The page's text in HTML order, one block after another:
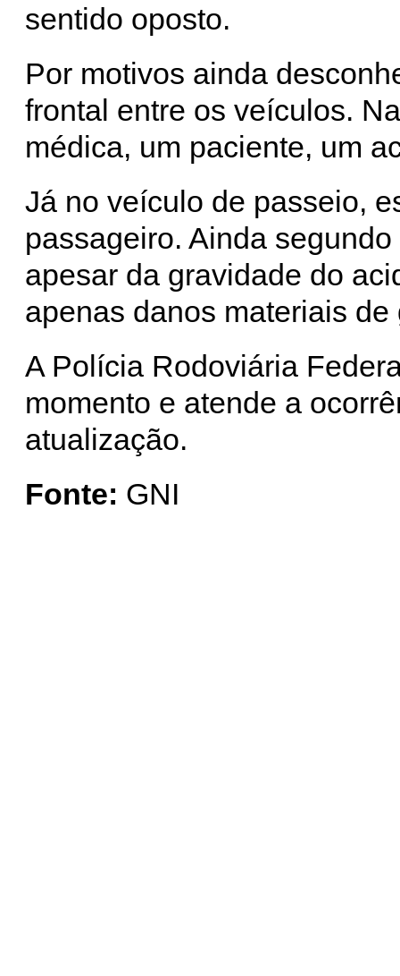
sentido oposto.
Por motivos ainda
frontal entre os veículos.
médica, um paciente, um
Já no veículo de passeio,
passageiro. Ainda
apesar da gravidade do
apenas danos materiais de
A Polícia Rodoviária
momento e atende a
atualização.
Fonte: GNI